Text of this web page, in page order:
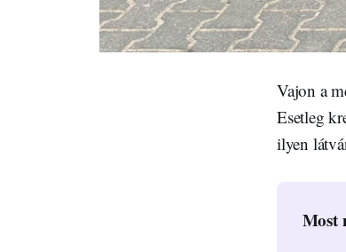
Vajon a
Esetleg
ilyen
Most